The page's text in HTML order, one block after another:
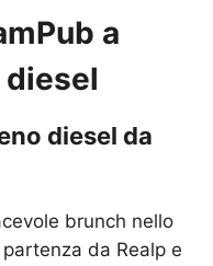
a
diesel da
brunch nello
da Realp e